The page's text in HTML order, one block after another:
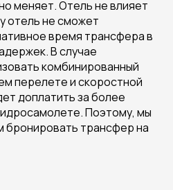
меняет. Отель не влияет
отель не сможет
время трансфера в
В случае
комбинированный
перелете и скоростной
доплатить за более
Поэтому, мы
бронировать трансфер на